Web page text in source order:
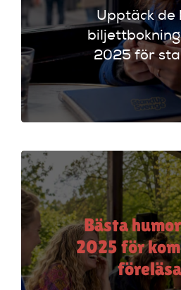
Upptäck de
2025 för
UK.
plattformar
rätt
Bästa
2025 för